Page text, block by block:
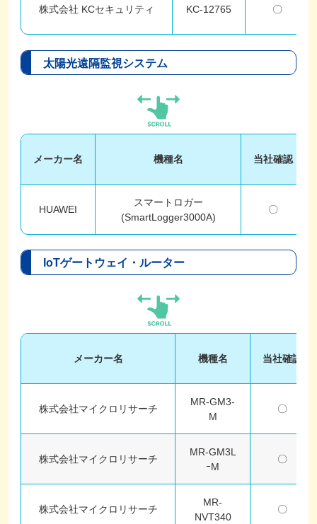
株式会社 KCセキュリティ KC-12765 〇
太陽光遠隔監視システム
メーカー名 機種名 当社確認
HUAWEI
スマートロガー
(SmartLogger3000A)
〇
IoTゲートウェイ・ルーター
メーカー名 機種名 当社確認
株式会社マイクロリサーチ
MR-GM3-
M
〇
株式会社マイクロリサーチ
MR-GM3L
ｰM
〇
株式会社マイクロリサーチ
MR-
NVT340
〇